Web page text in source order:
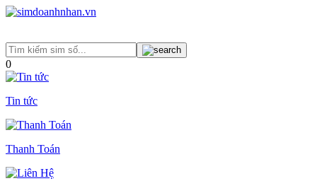
0
Tin tức
Thanh Toán